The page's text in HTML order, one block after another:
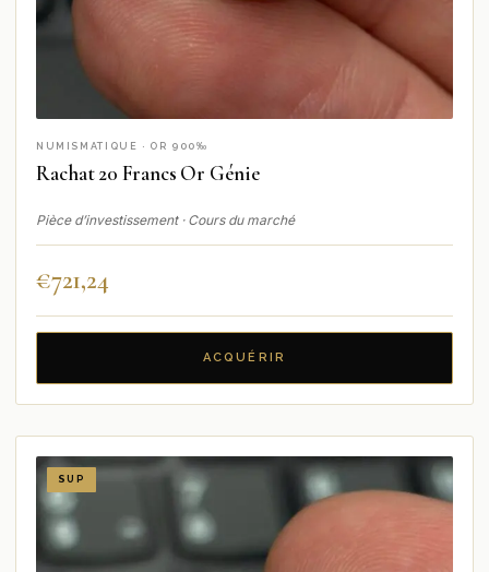
NUMISMATIQUE · OR 900‰
Rachat 20 Francs Or Génie
Pièce d’investissement · Cours du marché
€721,24
ACQUÉRIR
SUP